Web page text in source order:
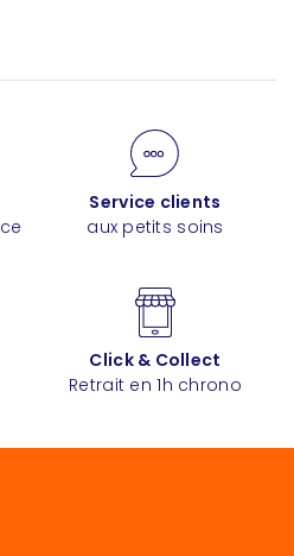
Service clients
aux petits soins
Click & Collect
Retrait en 1h chrono